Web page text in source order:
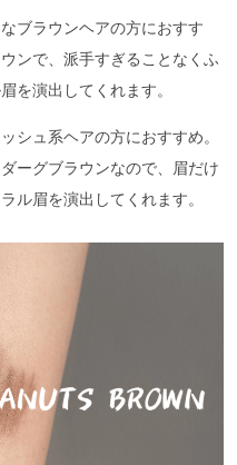
ブラウンヘアの方におすす
ンで、派手すぎることなくふ
を演出してくれます。
シュ系ヘアの方におすすめ。
ーグブラウンなので、眉だけ
ル眉を演出してくれます。